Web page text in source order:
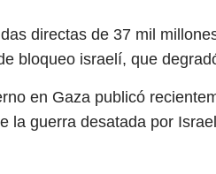
directas de 37 mil
bloqueo israelí, que
en Gaza publicó
la guerra desatada por